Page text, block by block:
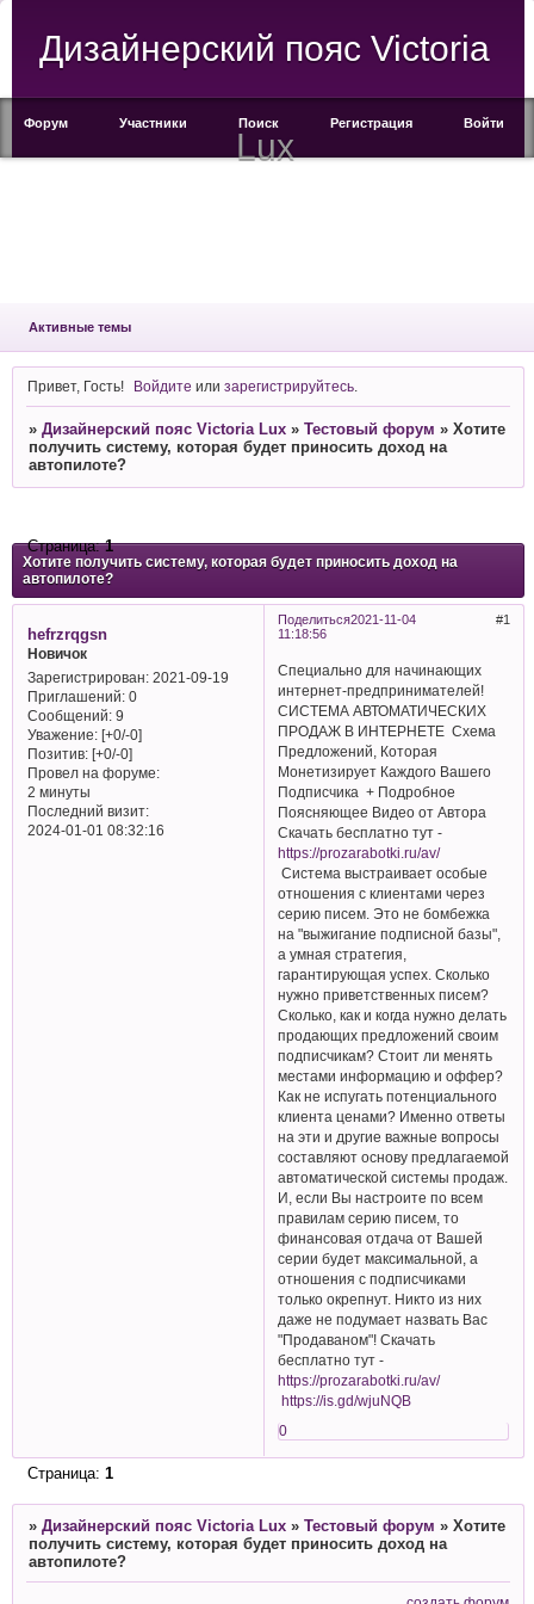
Дизайнерский пояс Victoria
Lux
Форум Участники Поиск Регистрация Войти
Активные темы
Привет, Гость! Войдите илизарегистрируйтесь
» Дизайнерский пояс Victoria Lux » Тестовый форум » Хотите
получить систему, которая будет приносить доход на
автопилоте?
Хотите получить систему, которая будет приносить доход на
автопилоте?
Страница:1
Поделиться 1
2021-11-04
11:18:56
hefrzrqgsn
Новичок
Зарегистрирован: 2021-09-19
Приглашений:0
Сообщений:9
Уважение: [+0/-0]
Позитив: [+0/-0]
Провел на форуме:
2 минуты
Последний визит:
2024-01-01 08:32:16
Специально для начинающих
интернет-предпринимателей!
СИСТЕМА АВТОМАТИЧЕСКИХ
ПРОДАЖ В ИНТЕРНЕТЕ Схема
Предложений, Которая
Монетизирует Каждого Вашего
Подписчика + Подробное
Поясняющее Видео от Автора
Скачать бесплатно тут -
https://prozarabotki.ru/av/
Система выстраивает особые
отношения с клиентами через
серию писем. Это не бомбежка
на "выжигание подписной базы",
а умная стратегия,
гарантирующая успех. Сколько
нужно приветственных писем?
Сколько, как и когда нужно делать
продающих предложений своим
подписчикам? Стоит ли менять
местами информацию и оффер?
Как не испугать потенциального
клиента ценами? Именно ответы
на эти и другие важные вопросы
составляют основу предлагаемой
автоматической системы продаж.
И, если Вы настроите по всем
правилам серию писем, то
финансовая отдача от Вашей
серии будет максимальной, а
отношения с подписчиками
только окрепнут. Никто из них
даже не подумает назвать Вас
"Продаваном"! Скачать
бесплатно тут -
https://prozarabotki.ru/av/
https://is.gd/wjuNQB
0
Страница: 1
» Дизайнерский пояс Victoria Lux » Тестовый форум » Хотите
получить систему, которая будет приносить доход на
автопилоте?